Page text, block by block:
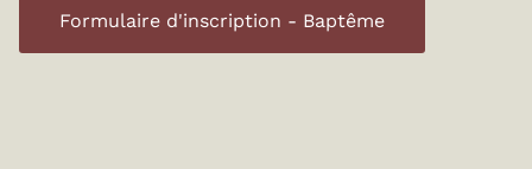
Formulaire d'inscription - Baptême